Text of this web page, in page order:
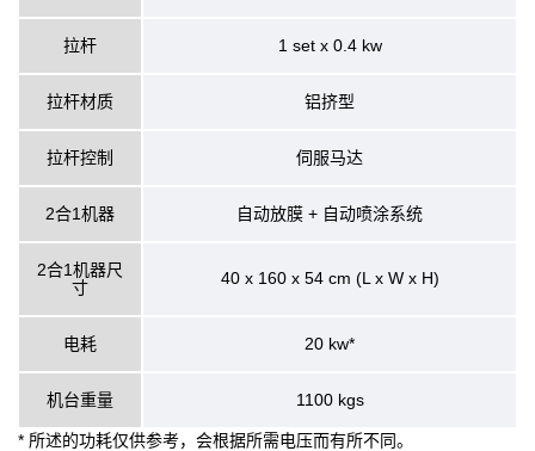
拉杆 1 set x 0.4 kw
拉杆材质 铝挤型
拉杆控制 伺服马达
2合1机器 自动放膜 + 自动喷涂系统
2合1机器尺
寸
40 x 160 x 54 cm (L x W x H)
电耗 20 kw*
机台重量 1100 kgs
* 所述的功耗仅供参考，会根据所需电压而有所不同。